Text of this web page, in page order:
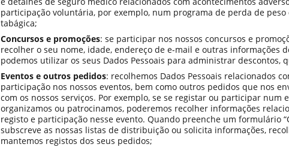
participação voluntária, por exemplo, num programa de perda de peso
tabágica;
Concursos e promoções: se participar nos nossos concursos e
recolher o seu nome, idade, endereço de e-mail e outras informações
podemos utilizar os seus Dados Pessoais para administrar descontos,
Eventos e outros pedidos: recolhemos Dados Pessoais relacionados
participação nos nossos eventos, bem como outros pedidos que nos
com os nossos serviços. Por exemplo, se se registar ou participar num
organizamos ou patrocinamos, poderemos recolher informações
registo e participação nesse evento. Quando preenche um formulário
subscreve as nossas listas de distribuição ou solicita informações,
mantemos registos dos seus pedidos;